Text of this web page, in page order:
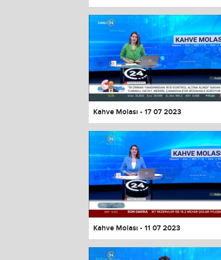
Window
Color
Transparency
Font Size
Text Edge Style
Font Family
Resetrestore all settings to the default
Close Modal Dialog
End of dialog window.
Kahve Molası - 17 07 2023
Kahve Molası - 11 07 2023